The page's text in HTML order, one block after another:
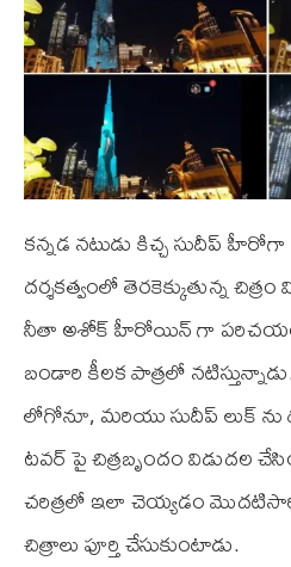
కన్నడ నటుడు కిచ్చ సుదీప్
దర్శకత్వంలో తెరకెక్కుతున్న
నీతా అశోక్ హీరోయిన్ గా పరిచయం
బండారి కీలక పాత్రలో
లోగోనూ, మరియు సుదీప్ లుక్
టవర్ పై చిత్రబృందం విడుదల
చరిత్రలో ఇలా చెయ్యడం
చిత్రాలు పూర్తి చేసుకుంటాడు.